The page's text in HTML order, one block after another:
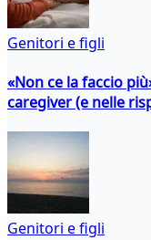
Genitori e figli
«Non ce la faccio
caregiver (e nelle
Genitori e figli